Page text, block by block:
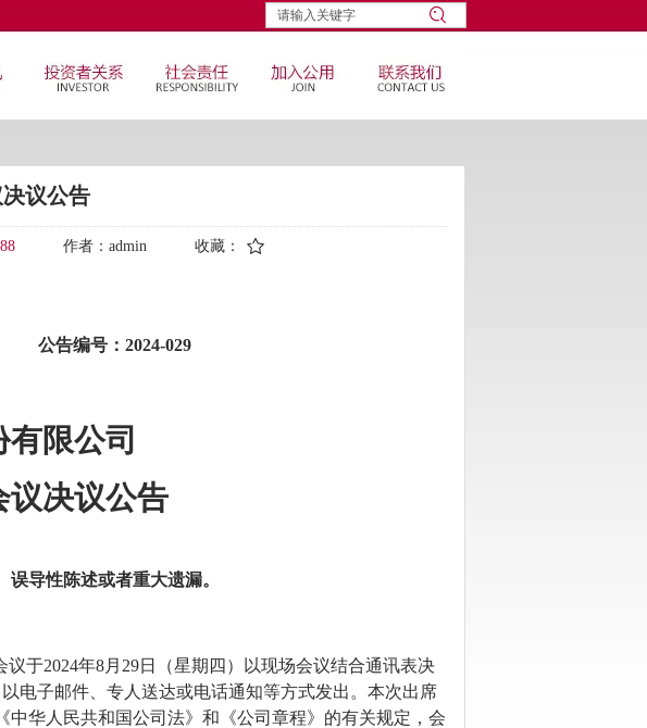
议公告
作者： admin 收藏：
公告编号： 2024-029
限公司
议决议公告
导性陈述或者重大遗漏。
议于2024年8月 29日（星期 四 ）以现场会议结合通讯表决
电子邮件 、专人送达或电话通知等方式发出 。 本次出席
中华人民共和国公司法》和《公司章程》的有关规定，会